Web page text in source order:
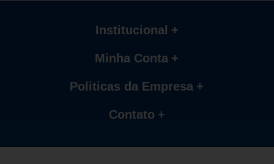
Institucional
Minha Conta
Politicas da Empresa
Contato